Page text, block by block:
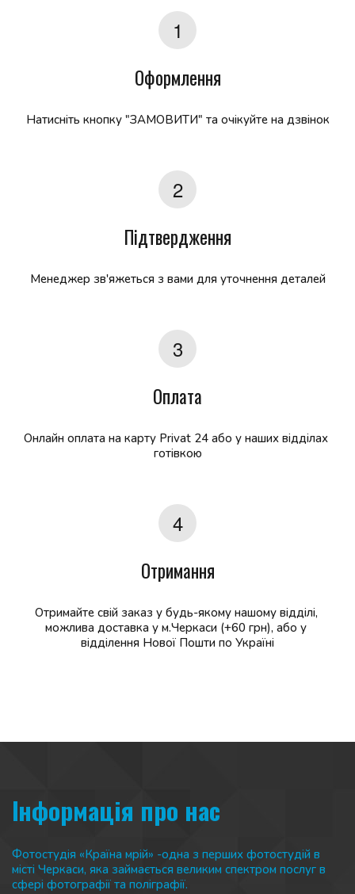
Оформлення
Натисніть кнопку "ЗАМОВИТИ" та очікуйте на дзвінок
Підтвердження
Менеджер зв'яжеться з вами для уточнення деталей
Оплата
Онлайн оплата на карту Privat 24 або у наших відділах
готівкою
Отримання
Отримайте свій заказ у будь-якому нашому відділі,
можлива доставка у м.Черкаси (+60 грн), або у
відділення Нової Пошти по Україні
Інформація про нас
Фотостудія «Країна мрій» -одна з перших фотостудій в
місті Черкаси, яка займається великим спектром послуг в
сфері фотографії та поліграфії.